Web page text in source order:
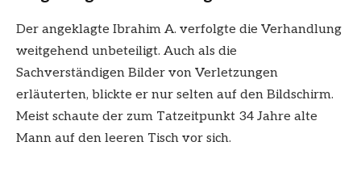
Der angeklagte Ibrahim A. verfolgte die Verhandlung
weitgehend unbeteiligt. Auch als die
Sachverständigen Bilder von Verletzungen
erläuterten, blickte er nur selten auf den Bildschirm.
Meist schaute der zum Tatzeitpunkt 34 Jahre alte
Mann auf den leeren Tisch vor sich.